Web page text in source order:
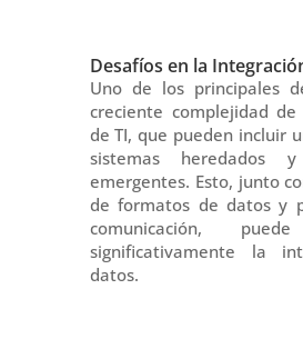
Desafíos en la
Uno de los principales
creciente complejidad
de TI, que pueden incluir
sistemas heredados y
emergentes. Esto, junto
de formatos de datos y
comunicación,
significativamente la
datos.